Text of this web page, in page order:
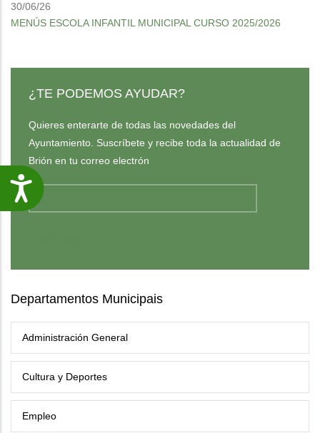
Accesibilidade
30/06/26
MENÚS ESCOLA INFANTIL MUNICIPAL CURSO 2025/2026
¿TE PODEMOS AYUDAR?
Quieres enterarte de todas las novedades del
Ayuntamiento. Suscríbete y recibe toda la actualidad de
Brión en tu correo electrón
Departamentos Municipais
Administración General
Cultura y Deportes
Empleo